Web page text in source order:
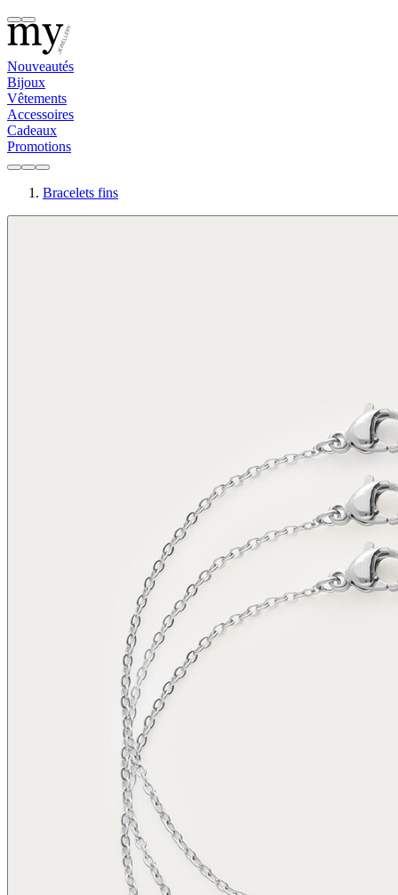
Nouveautés
Bijoux
Vêtements
Accessoires
Cadeaux
Promotions
Bracelets fins